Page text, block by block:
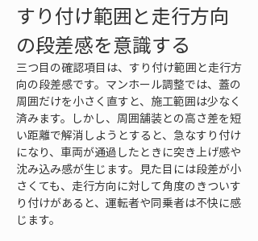
すり付け範囲と走行方向
の段差感を意識する
三つ目の確認項目は、すり付け範囲と走行方
向の段差感です。マンホール調整では、蓋の
周囲だけを小さく直すと、施工範囲は少なく
済みます。しかし、周囲舗装との高さ差を短
い距離で解消しようとすると、急なすり付け
になり、車両が通過したときに突き上げ感や
沈み込み感が生じます。見た目には段差が小
さくても、走行方向に対して角度のきついす
り付けがあると、運転者や同乗者は不快に感
じます。